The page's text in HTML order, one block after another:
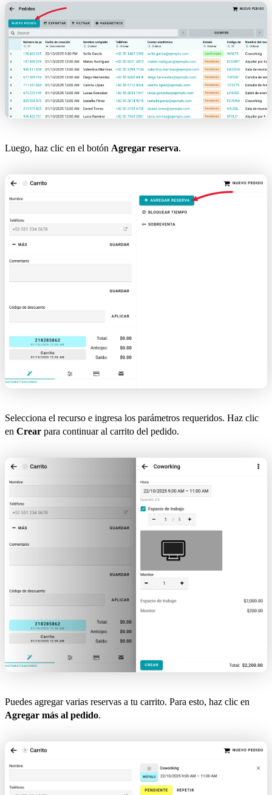
Luego, haz clic en el botón Agregar reserva.
Selecciona el recurso e ingresa los parámetros requeridos. Haz clic
en Crear para continuar al carrito del pedido.
Puedes agregar varias reservas a tu carrito. Para esto, haz clic en
Agregar más al pedido.